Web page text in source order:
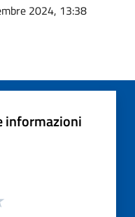
2024, 13:38
informazioni